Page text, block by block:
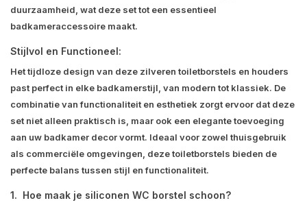
duurzaamheid, wat deze set tot een essentieel
badkameraccessoire maakt.
Stijlvol en Functioneel:
Het tijdloze design van deze zilveren toiletborstels en houders
past perfect in elke badkamerstijl, van modern tot klassiek. De
combinatie van functionaliteit en esthetiek zorgt ervoor dat deze
set niet alleen praktisch is, maar ook een elegante toevoeging
aan uw badkamer decor vormt. Ideaal voor zowel thuisgebruik
als commerciële omgevingen, deze toiletborstels bieden de
perfecte balans tussen stijl en functionaliteit.
1. Hoe maak je siliconen WC borstel schoon?